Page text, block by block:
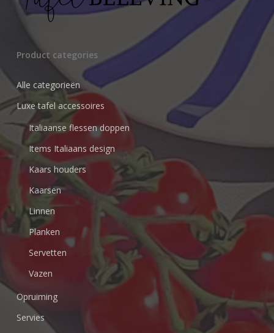
Product categories
Alle categorieën
Luxe tafel accessoires
Italiaanse flessen doppen
Items Italiaans design
Kaars houders
Kaarsen
Linnen
Planken
Servetten
Vazen
Opruiming
Servies